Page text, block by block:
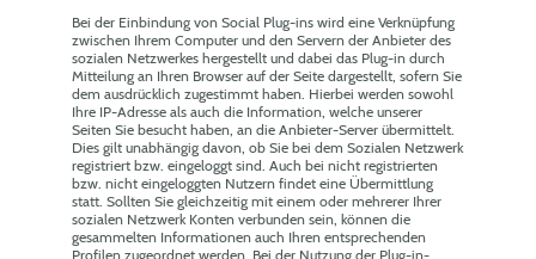
Bei der Einbindung von Social Plug-ins wird eine Verknüpfung
zwischen Ihrem Computer und den Servern der Anbieter des
sozialen Netzwerkes hergestellt und dabei das Plug-in durch
Mitteilung an Ihren Browser auf der Seite dargestellt, sofern Sie
dem ausdrücklich zugestimmt haben. Hierbei werden sowohl
Ihre IP-Adresse als auch die Information, welche unserer
Seiten Sie besucht haben, an die Anbieter-Server übermittelt.
Dies gilt unabhängig davon, ob Sie bei dem Sozialen Netzwerk
registriert bzw. eingeloggt sind. Auch bei nicht registrierten
bzw. nicht eingeloggten Nutzern findet eine Übermittlung
statt. Sollten Sie gleichzeitig mit einem oder mehrerer Ihrer
sozialen Netzwerk Konten verbunden sein, können die
gesammelten Informationen auch Ihren entsprechenden
Profilen zugeordnet werden. Bei der Nutzung der Plug-in-